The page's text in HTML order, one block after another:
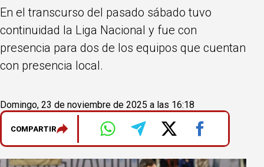
En el transcurso del pasado sábado tuvo
continuidad la Liga Nacional y fue con
presencia para dos de los equipos que cuentan
con presencia local.
Domingo, 23 de noviembre de 2025 a las 16:18
COMPARTIR